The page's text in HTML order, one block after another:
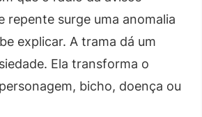
repente surge uma anomalia
explicar. A trama dá um
Ela transforma o
bicho, doença ou